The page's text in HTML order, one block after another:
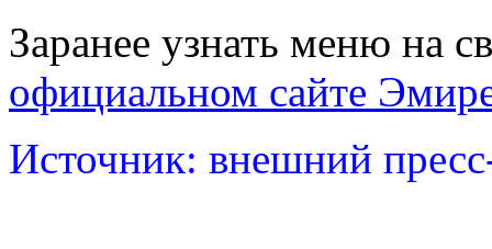
Заранее узнать меню на
официальном сайте
Источник: внешний